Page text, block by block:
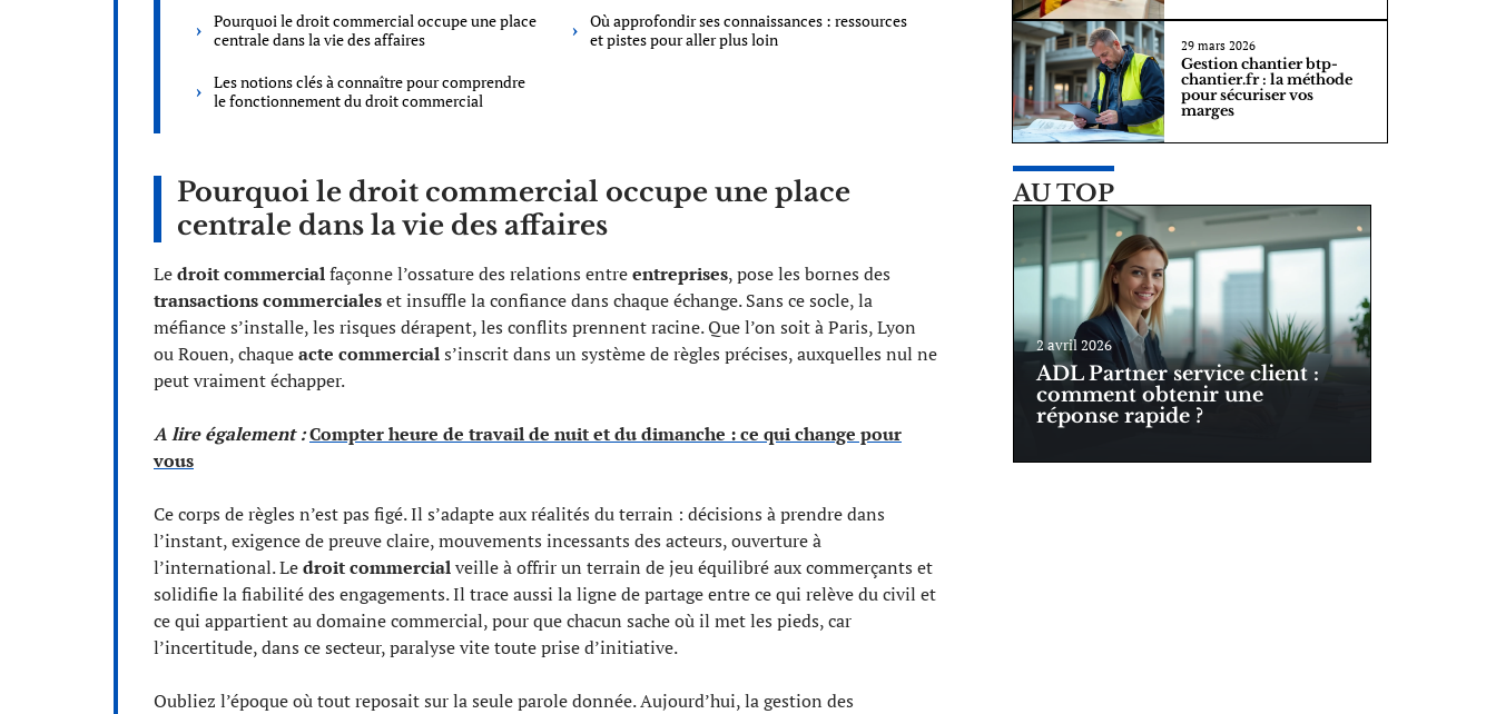
Pourquoi le droit commercial occupe une place
centrale dans la vie des affaires
Les notions clés à connaître pour comprendre
le fonctionnement du droit commercial
Où approfondir ses connaissances : ressources
et pistes pour aller plus loin
Pourquoi le droit commercial occupe une place
centrale dans la vie des affaires
Ledroit commercialfaçonne l’ossature des relations entreentreprises, pose les bornes des
transactions commercialeset insuffle la confiance dans chaque échange. Sans ce socle, la
méfiance s’installe, les risques dérapent, les conflits prennent racine. Que l’on soit à Paris, Lyon
ou Rouen, chaqueacte commercials’inscrit dans un système de règles précises, auxquelles nul ne
peut vraiment échapper.
A lire également :Compter heure de travail de nuit et du dimanche : ce qui change pour
vous
Ce corps de règles n’est pas figé. Il s’adapte aux réalités du terrain : décisions à prendre dans
l’instant, exigence de preuve claire, mouvements incessants des acteurs, ouverture à
l’international. Ledroit commercialveille à offrir un terrain de jeu équilibré aux commerçants et
solidifie la fiabilité des engagements. Il trace aussi la ligne de partage entre ce qui relève du civil et
ce qui appartient au domaine commercial, pour que chacun sache où il met les pieds, car
l’incertitude, dans ce secteur, paralyse vite toute prise d’initiative.
Oubliez l’époque où tout reposait sur la seule parole donnée. Aujourd’hui, la gestion des
29 mars 2026
Gestion chantier btp-
chantier.fr : la méthode
pour sécuriser vos
marges
AU TOP
2 avril 2026
ADL Partner service client :
comment obtenir une
réponse rapide ?